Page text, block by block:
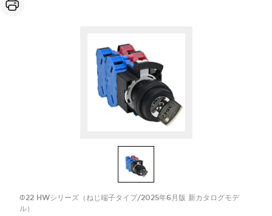
Φ22 HWシリーズ（ねじ端子タイプ/2025年6月版 新カタログモデ
ル）